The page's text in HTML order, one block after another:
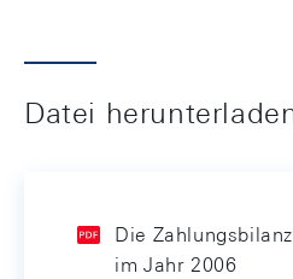
Datei
Die
im Jahr 2006